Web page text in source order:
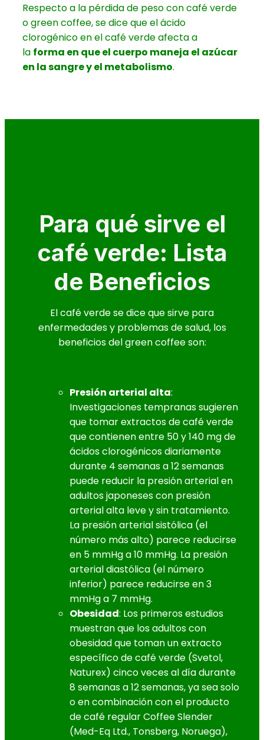
Respecto a la pérdida de peso con café verde
o green coffee, se dice que el ácido
clorogénico en el café verde afecta a
la forma en que el cuerpo maneja el azúcar
en la sangre y el metabolismo.
Para qué sirve el
café verde: Lista
de Beneficios
El café verde se dice que sirve para
enfermedades y problemas de salud, los
beneficios del green coffee son:
Presión arterial alta:
Investigaciones tempranas sugieren
que tomar extractos de café verde
que contienen entre 50 y 140 mg de
ácidos clorogénicos diariamente
durante 4 semanas a 12 semanas
puede reducir la presión arterial en
adultos japoneses con presión
arterial alta leve y sin tratamiento.
La presión arterial sistólica (el
número más alto) parece reducirse
en 5 mmHg a 10 mmHg. La presión
arterial diastólica (el número
inferior) parece reducirse en 3
mmHg a 7 mmHg.
Obesidad: Los primeros estudios
muestran que los adultos con
obesidad que toman un extracto
específico de café verde (Svetol,
Naturex) cinco veces al día durante
8 semanas a 12 semanas, ya sea solo
o en combinación con el producto
de café regular Coffee Slender
(Med-Eq Ltd., Tonsberg, Noruega),